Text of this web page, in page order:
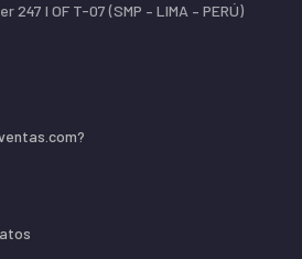
247 l OF T-07 (SMP – LIMA – PERÚ)